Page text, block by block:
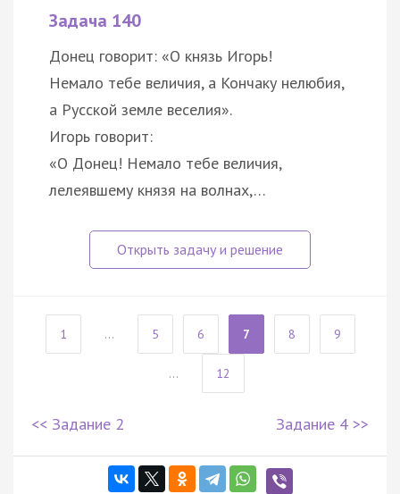
Задача 140
Донец говорит: «О князь Игорь!
Немало тебе величия, а Кончаку нелюбия,
а Русской земле веселия».
Игорь говорит:
«О Донец! Немало тебе величия,
лелеявшему князя на волнах,…
1 ... 5 6 7 8 9
... 12
<< Задание 2 Задание 4 >>